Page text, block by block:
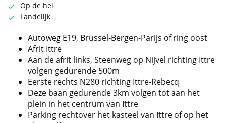
Op de hei
Landelijk
Autoweg E19, Brussel-Bergen-Parijs of ring oost
Afrit Ittre
Aan de afrit links, Steenweg op Nijvel richting Ittre
volgen gedurende 500m
Eerste rechts N280 richting Ittre-Rebecq
Deze baan gedurende 3km volgen tot aan het
plein in het centrum van Ittre
Parking rechtover het kasteel van Ittre of op het